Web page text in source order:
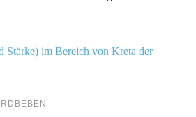
Stärke) im Bereich von Kreta der